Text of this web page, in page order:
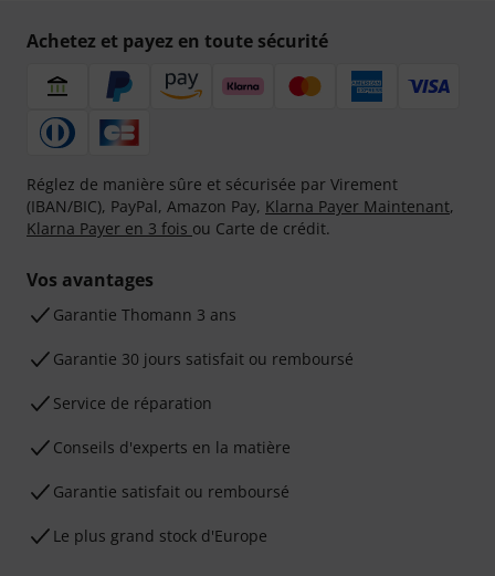
Achetez et payez en toute sécurité
Réglez de manière sûre et sécurisée par Virement
(IBAN/BIC), PayPal, Amazon Pay, Klarna Payer Maintenant,
Klarna Payer en 3 fois ou Carte de crédit.
Vos avantages
Ga­ran­tie Thomann 3 ans
Garantie 30 jours satisfait ou remboursé
Service de réparation
Conseils d'experts en la matière
Garantie satisfait ou remboursé
Le plus grand stock d'Europe